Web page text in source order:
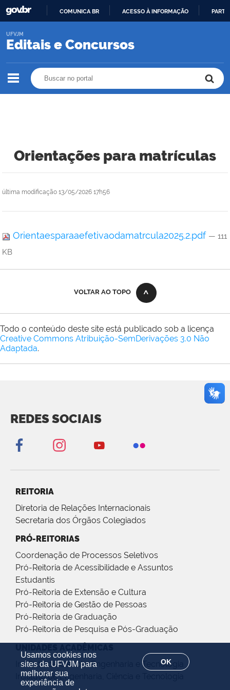
Usamos cookies nos
sites da UFVJM para
melhorar sua
experiência de
OK
O
COMUNICA BR ACESSO À INFORMAÇÃO
Editais e Concursos
UFVJM
Orientações para matrículas
última modificação 13/05/2026 17h56
Orientaesparaaefetivaodamatrcula2025.2.pdf — 111
KB
VOLTAR AO TOPO
Todo o conteúdo deste site está publicado sob a licença
Creative Commons Atribuição-SemDerivações 3.0 Não
Adaptada.
REDES SOCIAIS
REITORIA
Diretoria de Relações Internacionais
Secretaria dos Órgãos Colegiados
PRÓ-REITORIAS
Coordenação de Processos Seletivos
Pró-Reitoria de Acessibilidade e Assuntos
Estudantis
Pró-Reitoria de Extensão e Cultura
Pró-Reitoria de Gestão de Pessoas
Pró-Reitoria de Graduação
Pró-Reitoria de Pesquisa e Pós-Graduação
Instituto de Ciência, Engenharia e Tecnologia
Instituto de Engenharia, Ciência e Tecnologia